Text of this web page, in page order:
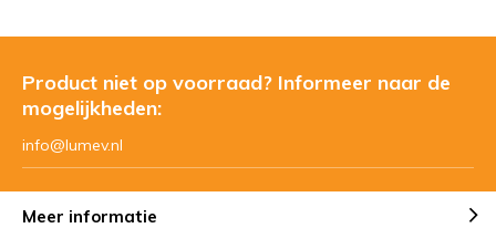
Product niet op voorraad? Informeer naar de
mogelijkheden:
info@lumev.nl
Meer informatie